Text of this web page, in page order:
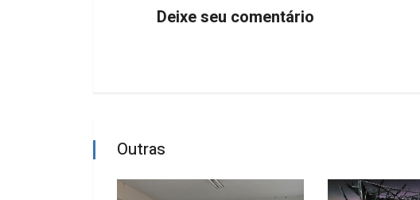
Deixe seu comentário
Outras